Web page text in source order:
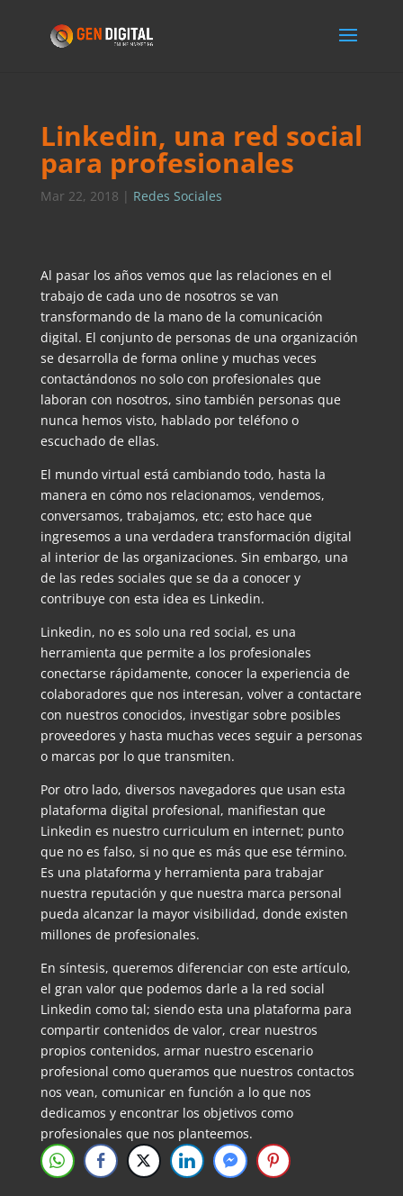
Linkedin, una red social
para profesionales
Mar 22, 2018 | Redes Sociales
Al pasar los años vemos que las relaciones en el
trabajo de cada uno de nosotros se van
transformando de la mano de la comunicación
digital. El conjunto de personas de una organización
se desarrolla de forma online y muchas veces
contactándonos no solo con profesionales que
laboran con nosotros, sino también personas que
nunca hemos visto, hablado por teléfono o
escuchado de ellas.
El mundo virtual está cambiando todo, hasta la
manera en cómo nos relacionamos, vendemos,
conversamos, trabajamos, etc; esto hace que
ingresemos a una verdadera transformación digital
al interior de las organizaciones. Sin embargo, una
de las redes sociales que se da a conocer y
contribuye con esta idea es Linkedin.
Linkedin, no es solo una red social, es una
herramienta que permite a los profesionales
conectarse rápidamente, conocer la experiencia de
colaboradores que nos interesan, volver a contactare
con nuestros conocidos, investigar sobre posibles
proveedores y hasta muchas veces seguir a personas
o marcas por lo que transmiten.
Por otro lado, diversos navegadores que usan esta
plataforma digital profesional, manifiestan que
Linkedin es nuestro curriculum en internet; punto
que no es falso, si no que es más que ese término.
Es una plataforma y herramienta para trabajar
nuestra reputación y que nuestra marca personal
pueda alcanzar la mayor visibilidad, donde existen
millones de profesionales.
En síntesis, queremos diferenciar con este artículo,
el gran valor que podemos darle a la red social
Linkedin como tal; siendo esta una plataforma para
compartir contenidos de valor, crear nuestros
propios contenidos, armar nuestro escenario
profesional como queramos que nuestros contactos
nos vean, comunicar en función a lo que nos
dedicamos y encontrar los objetivos como
profesionales que nos planteemos.